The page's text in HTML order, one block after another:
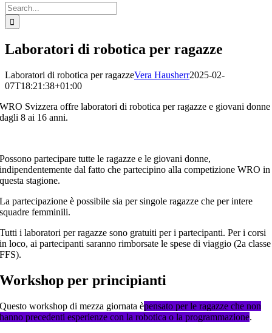
Search
for:
Laboratori di robotica per ragazze
Laboratori di robotica per ragazzeVera Hausherr2025-02-
07T18:21:38+01:00
WRO Svizzera offre laboratori di robotica per ragazze e giovani donne
dagli 8 ai 16 anni.
Possono partecipare tutte le ragazze e le giovani donne,
indipendentemente dal fatto che partecipino alla competizione WRO in
questa stagione.
La partecipazione è possibile sia per singole ragazze che per intere
squadre femminili.
Tutti i laboratori per ragazze sono gratuiti per i partecipanti. Per i corsi
in loco, ai partecipanti saranno rimborsate le spese di viaggio (2a classe
FFS).
Workshop per principianti
Questo workshop di mezza giornata èpensato per le ragazze che non
hanno precedenti esperienze con la robotica o la programmazione.